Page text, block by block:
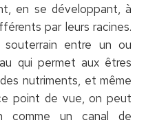
en se développant, à
par leurs racines.
entre un ou
qui permet aux êtres
nutriments, et même
point de vue, on peut
comme un canal de